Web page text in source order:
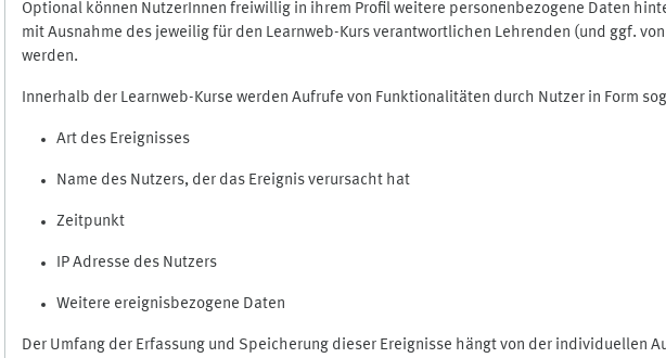
Optional können NutzerInnen freiwillig in ihrem Profil weitere personenbezogene Daten
mit Ausnahme des jeweilig für den Learnweb-Kurs verantwortlichen Lehrenden (und ggf.
werden.
Innerhalb der Learnweb-Kurse werden Aufrufe von Funktionalitäten durch Nutzer in Form
Art des Ereignisses
Name des Nutzers, der das Ereignis verursacht hat
Zeitpunkt
IP Adresse des Nutzers
Weitere ereignisbezogene Daten
Der Umfang der Erfassung und Speicherung dieser Ereignisse hängt von der individuellen